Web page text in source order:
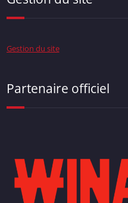
Gestion du site
Partenaire officiel